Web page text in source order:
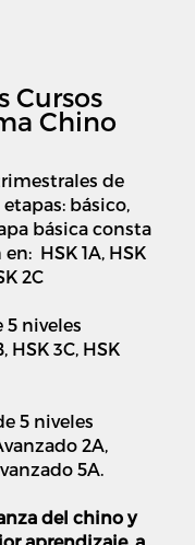
Cursos
Chino
de
básico,
básica consta
HSK 1A, HSK
2C
niveles
HSK 3C, HSK
5 niveles
2A,
5A.
del chino y